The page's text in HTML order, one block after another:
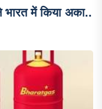
भारत में किया अका..